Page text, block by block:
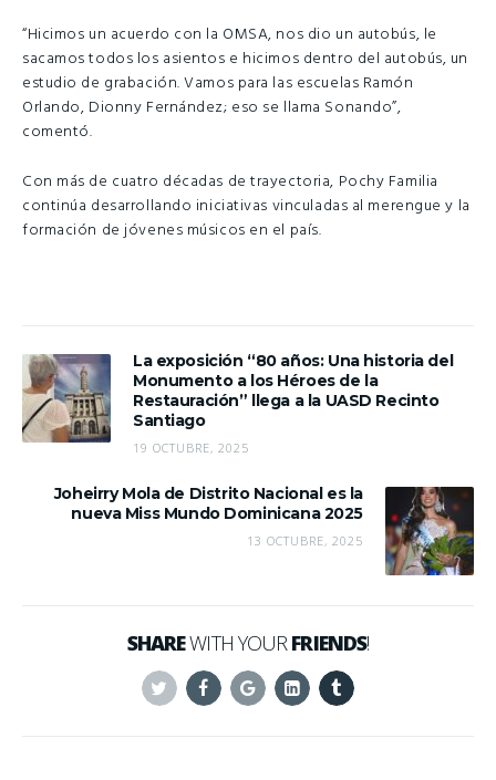
“Hicimos un acuerdo con la OMSA, nos dio un autobús, le
sacamos todos los asientos e hicimos dentro del autobús, un
estudio de grabación. Vamos para las escuelas Ramón
Orlando, Dionny Fernández; eso se llama Sonando”,
comentó.
Con más de cuatro décadas de trayectoria, Pochy Familia
continúa desarrollando iniciativas vinculadas al merengue y la
formación de jóvenes músicos en el país.
La exposición “80 años: Una historia del
Monumento a los Héroes de la
Restauración” llega a la UASD Recinto
Santiago
19 OCTUBRE, 2025
Joheirry Mola de Distrito Nacional es la
nueva Miss Mundo Dominicana 2025
13 OCTUBRE, 2025
SHAREWITH YOURFRIENDS!